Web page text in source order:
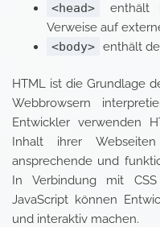
<head>
enthält
Verweise auf
<body> enthält
HTML ist die Grundlage
Webbrowsern
Entwickler verwenden
Inhalt ihrer
ansprechende und
In Verbindung mit
JavaScript können
und interaktiv machen.